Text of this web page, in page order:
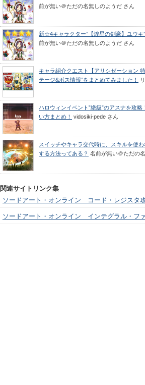
前が無い＠ただの名無しのようだ さん
新☆4キャラクター”【煌星の剣豪】ユウキ
前が無い＠ただの名無しのようだ さん
キャラ紹介クエスト【アリシゼーション
テージ&ボス情報”をまとめてみました！
ハロウィンイベント”絶級”のアスナを攻
い方まとめ！
vidosiki-pede さん
スイッチやキャラ交代時に、スキルを使
する方法ってある？ 名前が無い＠ただの
関連サイトリンク集
ソードアート・オンライン コード・レジスタ
ソードアート・オンライン インテグラル・フ